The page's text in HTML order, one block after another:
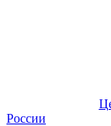
России